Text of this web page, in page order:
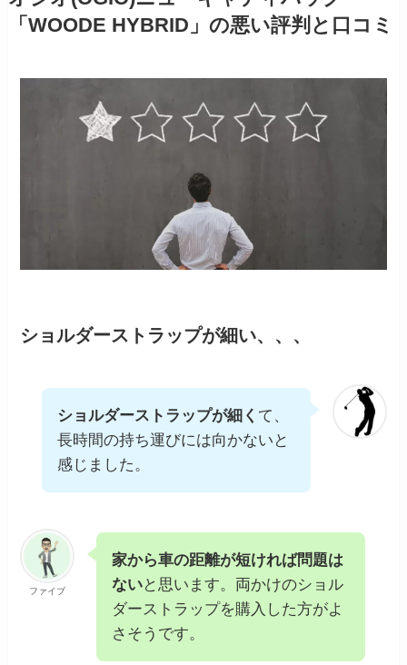
「WOODE HYBRID」の悪い評判と口コミ
ショルダーストラップが細い、、、
ショルダーストラップが細く て、
長時間の持ち運びには向かないと
感じました。
ファイブ
家から車の距離が短ければ問題は
ないと思います。両かけのショル
ダーストラップを購入した方がよ
さそうです。